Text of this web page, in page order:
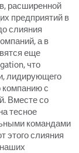
расширенной
предприятий в
слияния
а в
еще
что
лидирующего
компанию с
Вместе со
тесное
командами
этого слияния